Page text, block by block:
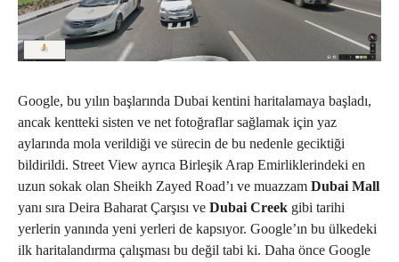
Google, bu yılın başlarında Dubai kentini haritalamaya başladı,
ancak kentteki sisten ve net fotoğraflar sağlamak için yaz
aylarında mola verildiği ve sürecin de bu nedenle geciktiği
bildirildi. Street View ayrıca Birleşik Arap Emirliklerindeki en
uzun sokak olan Sheikh Zayed Road’ı ve muazzam Dubai Mall
yanı sıra Deira Baharat Çarşısı ve Dubai Creek gibi tarihi
yerlerin yanında yeni yerleri de kapsıyor. Google’ın bu ülkedeki
ilk haritalandırma çalışması bu değil tabi ki. Daha önce Google